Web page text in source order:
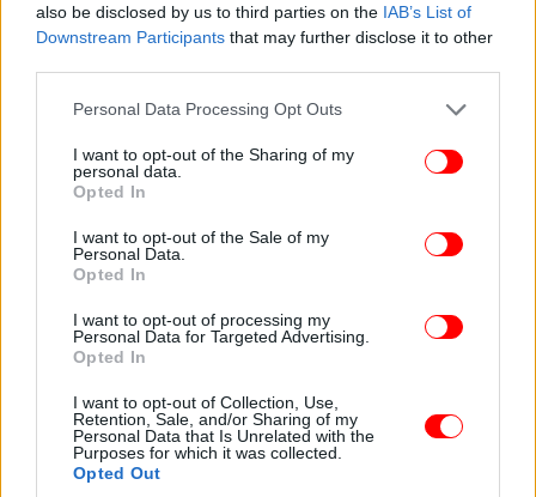
also be disclosed by us to third parties on the IAB’s List of
Downstream Participants that may further disclose it to other
Please note that this website/app uses one or more Google
not limited to your visit or usage behaviour. You may click to
grant or deny consent to Google and its third-party tags to
use your data for below specified purposes in below Google
consent section.
Personal Data Processing Opt Outs
I want to opt-out of the Sharing of my
personal data.
Opted In
I want to opt-out of the Sale of my
Personal Data.
Opted In
I want to opt-out of processing my
Personal Data for Targeted Advertising.
Opted In
I want to opt-out of Collection, Use,
Retention, Sale, and/or Sharing of my
Personal Data that Is Unrelated with the
Purposes for which it was collected.
Opted Out
«Σας ευχαριστώ, αλλά σήμερα το χειροκρότημα δεν
είναι για εμένα, είναι για τους 42 εξαιρετικούς
υποψηφίους μας.
Φίλες και φίλοι, αγαπητοί συνάδελφοι στην
κυβέρνηση και στη Βουλή, Νεοδημοκράτισσες και
Νεοδημοκράτες, αγαπητές και αγαπητοί υποψήφιοι
του ευρωψηφοδελτίου μας, θέλω να σας πω πόσο
πραγματικά χαίρομαι που σήμερα μας δόθηκε η
δυνατότητα, σε εσάς που συμμετέχετε σε αυτήν την
εκδήλωση αλλά και σε όσους μας παρακολουθούν
διαδικτυακά, να ακούσετε από τους υποψηφίους
μας μια σύντομη παρουσίαση της προσωπικής τους
ιστορίας και γιατί θέλουν να διεκδικήσουν τη δική
σας στήριξη για να εκπροσωπήσουν την πατρίδα
μας στην επόμενη Ευρωβουλή.